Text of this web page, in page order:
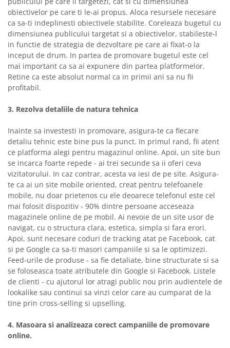
obiectivelor pe care ti le-ai propus. Aloca resursele necesare
ca sa-ti indeplinesti obiectivele stabilite. Coreleaza bugetul cu
dimensiunea publicului targetat si a obiectivelor, stabileste-l
in functie de strategia de dezvoltare pe care ai fixat-o la
inceput de drum. In partea de promovare bugetul este cel
mai important ca sa ai expunere din partea platformelor.
Retine ca este absolut normal ca in primii ani sa nu fii
profitabil.
3. Rezolva detaliile de natura tehnica
Inainte sa investesti in promovare, asigura-te ca fiecare
detaliu tehnic este bine pus la punct. In primul rand, fii atent
ce platforma alegi pentru magazinul online. Apoi, un site bun
se incarca foarte repede - ai trei secunde sa ii oferi ceva
vizitatorului. In caz contrar, acesta va iesi de pe site. Asigura-
te ca ai un site mobile oriented, creat pentru telefoanele
mobile, nu doar prietenos cu ele deoarece telefonul este cel
mai folosit dispozitiv - 90% dintre persoane acceseaza
magazinele online de pe mobil. Ai nevoie de un site usor de
navigat, cu o structura clara, estetica, simpla si fara erori.
Apoi, sunt necesare coduri de tracking atat pe Facebook, cat
si pe Google ca sa-ti masori campaniile si sa le optimizezi.
Feed-urile de produse - sa fie detaliate, bine structurate si sa
se foloseasca toate atributele din Google si Facebook. Listele
de clienti - cu ajutorul lor atragi public nou prin audientele de
lookalike sau continui sa vinzi celor care au cumparat de la
tine prin cross-selling si upselling.
4. Masoara si analizeaza corect campaniile de promovare
online.